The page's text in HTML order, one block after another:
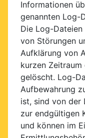
Informationen
genannten Log-
Die Log-
von Störungen
Aufklärung von
kurzen
gelöscht. Log-
Aufbewahrung
ist, sind von der
zur endgültigen
und können im